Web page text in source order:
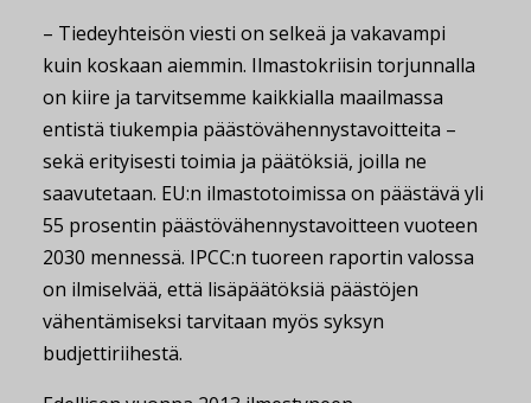
– Tiedeyhteisön viesti on selkeä ja vakavampi
kuin koskaan aiemmin. Ilmastokriisin torjunnalla
on kiire ja tarvitsemme kaikkialla maailmassa
entistä tiukempia päästövähennystavoitteita –
sekä erityisesti toimia ja päätöksiä, joilla ne
saavutetaan. EU:n ilmastotoimissa on päästävä yli
55 prosentin päästövähennystavoitteen vuoteen
2030 mennessä. IPCC:n tuoreen raportin valossa
on ilmiselvää, että lisäpäätöksiä päästöjen
vähentämiseksi tarvitaan myös syksyn
budjettiriihestä.